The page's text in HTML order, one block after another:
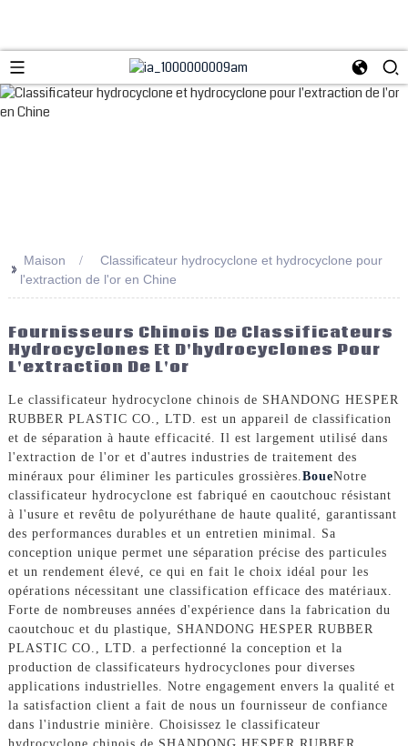
>> Maison
Classificateur hydrocyclone et hydrocyclone pour
l'extraction de l'or en Chine
Fournisseurs Chinois De Classificateurs
Hydrocyclones Et D'hydrocyclones Pour
L'extraction De L'or
Le classificateur hydrocyclone chinois de SHANDONG HESPER
RUBBER PLASTIC CO., LTD. est un appareil de classification
et de séparation à haute efficacité. Il est largement utilisé dans
l'extraction de l'or et d'autres industries de traitement des
minéraux pour éliminer les particules grossières.BoueNotre
classificateur hydrocyclone est fabriqué en caoutchouc résistant
à l'usure et revêtu de polyuréthane de haute qualité, garantissant
des performances durables et un entretien minimal. Sa
conception unique permet une séparation précise des particules
et un rendement élevé, ce qui en fait le choix idéal pour les
opérations nécessitant une classification efficace des matériaux.
Forte de nombreuses années d'expérience dans la fabrication du
caoutchouc et du plastique, SHANDONG HESPER RUBBER
PLASTIC CO., LTD. a perfectionné la conception et la
production de classificateurs hydrocyclones pour diverses
applications industrielles. Notre engagement envers la qualité et
la satisfaction client a fait de nous un fournisseur de confiance
dans l'industrie minière. Choisissez le classificateur